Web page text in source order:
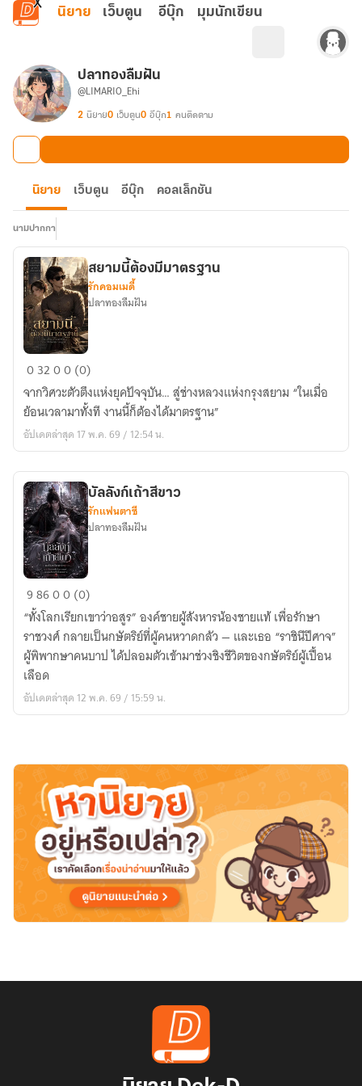
ข้ามไปยังเนื้อหาหลัก
นิยาย เว็บตูน อีบุ๊ก มุมนักเขียน
ปลาทองลืมฝัน
@LIMARIO_Ehi
2 นิยาย0 เว็บตูน0 อีบุ๊ก1 คนติดตาม
นิยาย เว็บตูน อีบุ๊ก คอลเล็กชัน
นามปากกา
สยาม
ต้อง
มี
มาตรฐาน
สยามนี้ต้องมีมาตรฐาน
รักคอมเมดี้
ปลาทองลืมฝัน
03200 (0)
จากวิศวะตัวตึงแห่งยุคปัจจุบัน… สู่ช่างหลวงแห่งกรุงสยาม “ในเมื่อ
ย้อนเวลามาทั้งที งานนี้ก็ต้องได้มาตรฐาน”
อัปเดตล่าสุด 17 พ.ค. 69 / 12:54 น.
บัลลังก์
เถ้า
สี
ขาว
บัลลังก์เถ้าสีขาว
รักแฟนตาซี
ปลาทองลืมฝัน
98600 (0)
“ทั้งโลกเรียกเขาว่าอสูร” องค์ชายผู้สังหารน้องชายแท้ เพื่อรักษา
ราชวงศ์ กลายเป็นกษัตริย์ที่ผู้คนหวาดกลัว — และเธอ “ราชินีปีศาจ”
ผู้พิพากษาคนบาป ได้ปลอมตัวเข้ามาช่วงชิงชีวิตของกษัตริย์ผู้เปื้อน
เลือด
อัปเดตล่าสุด 12 พ.ค. 69 / 15:59 น.